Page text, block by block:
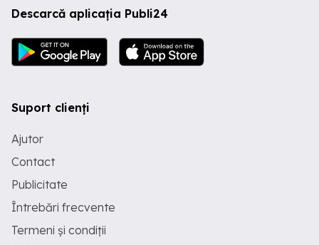
Descarcă aplicația Publi24
Suport clienți
Ajutor
Contact
Publicitate
Întrebări frecvente
Termeni și condiții